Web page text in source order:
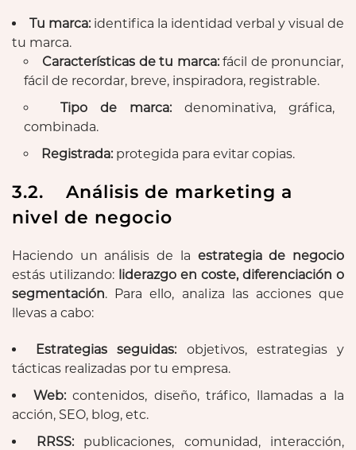
Tu marca: identifica la identidad verbal y visual de
tu marca.
Características de tu marca:fácil de pronunciar,
fácil de recordar, breve, inspiradora, registrable.
Tipo de marca: denominativa, gráfica,
combinada.
Registrada: protegida para evitar copias.
3.2. Análisis de marketing a
nivel de negocio
Haciendo un análisis de la estrategia de negocio
estás utilizando: liderazgo en coste, diferenciación o
segmentación. Para ello, analiza las acciones que
llevas a cabo:
Estrategias seguidas: objetivos, estrategias y
tácticas realizadas por tu empresa.
Web:contenidos, diseño, tráfico, llamadas a la
acción, SEO, blog, etc.
RRSS: publicaciones, comunidad, interacción,